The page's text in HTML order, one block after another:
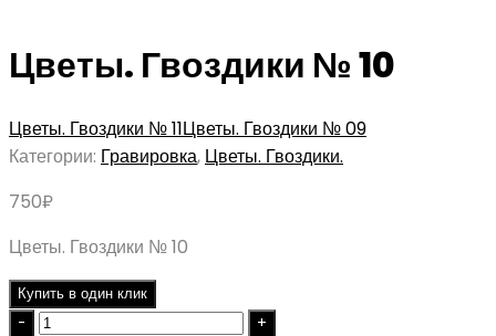
Цветы. Гвоздики № 10
Цветы. Гвоздики № 11Цветы. Гвоздики № 09
Категории: Гравировка, Цветы. Гвоздики.
750₽
Цветы. Гвоздики № 10
Купить в один клик
Quantity